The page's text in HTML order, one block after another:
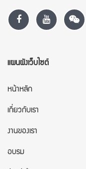
แผนผังเว็บไซต์
หน้าหลัก
เกี่ยวกับเรา
งานของเรา
อบรม